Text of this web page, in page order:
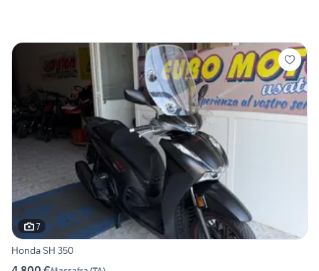
7
Honda SH 350